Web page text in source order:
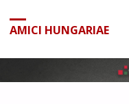
treści
AMICI HUNGARIAE